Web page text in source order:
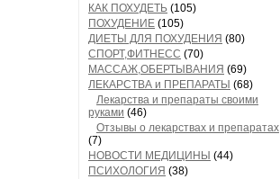
КАК ПОХУДЕТЬ (105)
ПОХУДЕНИЕ (105)
ДИЕТЫ ДЛЯ ПОХУДЕНИЯ (80)
СПОРТ,ФИТНЕСС (70)
МАССАЖ,ОБЕРТЫВАНИЯ (69)
ЛЕКАРСТВА и ПРЕПАРАТЫ (68)
Лекарства и препараты своими
руками (46)
Отзывы о лекарствах и препаратах
(7)
НОВОСТИ МЕДИЦИНЫ (44)
ПСИХОЛОГИЯ (38)